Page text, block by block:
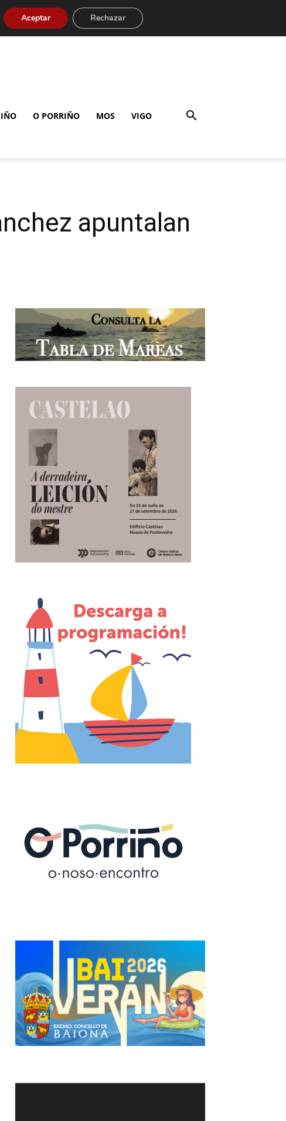
O PORRIÑO MOS VIGO
apuntalan
Aceptar Rechazar